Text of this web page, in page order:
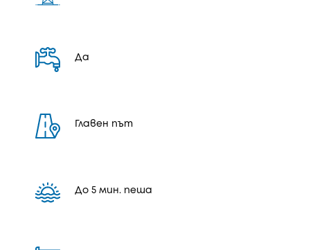
Да
Главен път
До 5 мин. пеша